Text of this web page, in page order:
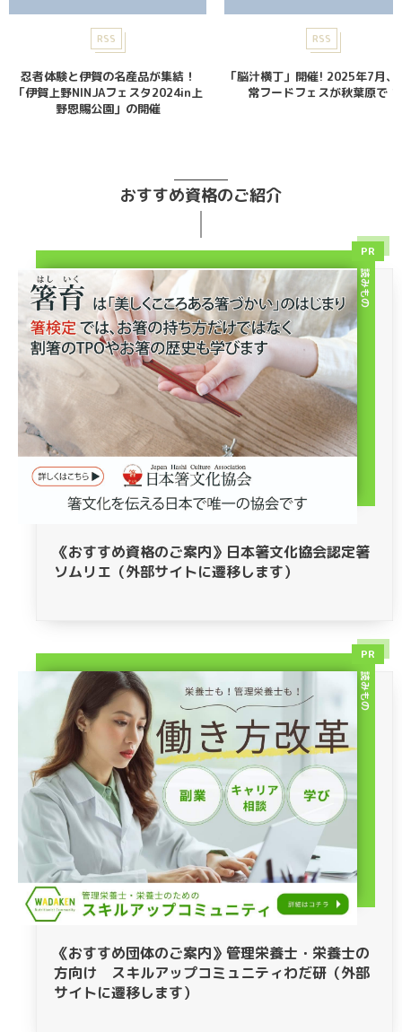
RSS
忍者体験と伊賀の名産品が集結！
「伊賀上野NINJAフェスタ2024in上
野恩賜公園」の開催
RSS
「脳汁横丁」開催! 2025年7月、
常フードフェスが秋葉原で！
おすすめ資格のご紹介
読みもの
《おすすめ資格のご案内》日本箸文化協会認定箸
ソムリエ（外部サイトに遷移します）
PR
読みもの
《おすすめ団体のご案内》管理栄養士・栄養士の
方向け スキルアップコミュニティわだ研（外部
サイトに遷移します）
PR